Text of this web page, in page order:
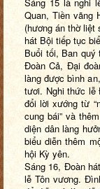
Sáng 15 là nghi
Quan, Tiền vãng
(hương án thờ liệt
hát Bội tiếp tục
Buổi tối, Ban quý
Đoàn Cả, Đại
làng được bình
tươi. Nghi thức lễ
đổi lời xướng từ
cung bái” và
diện dân làng
biểu diễn thêm
hội Kỳ yên.
Sáng 16, Đoàn
lễ Tôn vương.